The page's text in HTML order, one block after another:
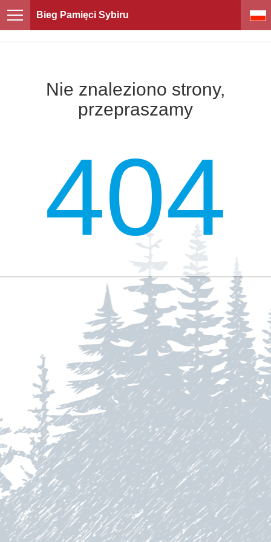
Bieg Pamięci Sybiru
Nie znaleziono strony,
przepraszamy
404